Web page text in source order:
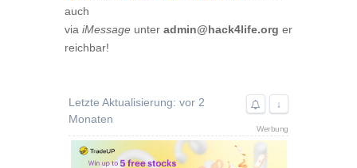
auch
via iMessageunter admin@hack4life.org er
reichbar!
Letzte Aktualisierung: vor 2
Monaten
↓
Werbung